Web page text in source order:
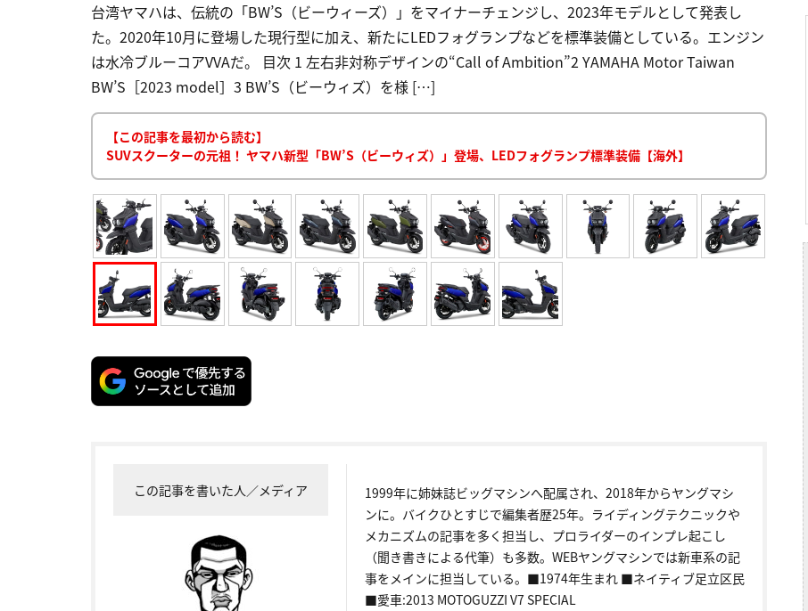
台湾ヤマハは、伝統の「BW’S（ビーウィーズ）」をマイナーチェンジし、2023年モデルとして発表し
た。2020年10月に登場した現行型に加え、新たにLEDフォグランプなどを標準装備としている。エンジン
は水冷ブルーコアVVAだ。 目次 1 左右非対称デザインの“Call of Ambition”2 YAMAHA Motor Taiwan
BW’S［2023 model］3 BW’S（ビーウィズ）を様 […]
【この記事を最初から読む】
SUVスクーターの元祖！ ヤマハ新型「BW’S（ビーウィズ）」登場、LEDフォグランプ標準装備【海外】
この記事を書いた人／メディア
1999年に姉妹誌ビッグマシンへ配属され、2018年からヤングマシ
ンに。バイクひとすじで編集者歴25年。ライディングテクニックや
メカニズムの記事を多く担当し、プロライダーのインプレ起こし
（聞き書きによる代筆）も多数。WEBヤングマシンでは新車系の記
事をメインに担当している。■1974年生まれ ■ネイティブ足立区民
■愛車:2013 MOTOGUZZI V7 SPECIAL